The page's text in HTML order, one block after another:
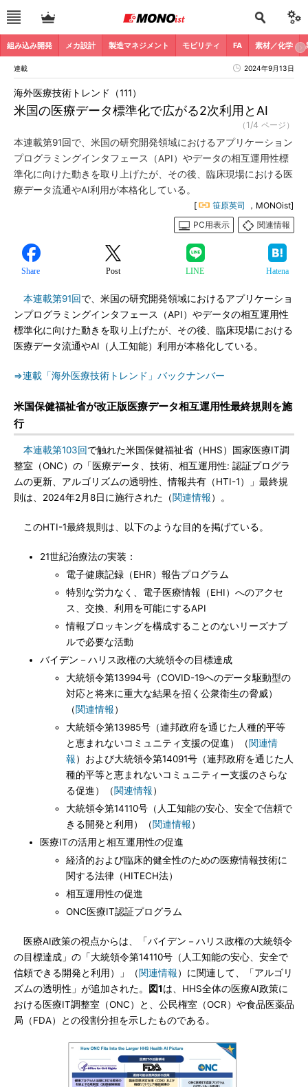
組み込み開発 メカ設計 製造マネジメント モビリティ FA 素材／化学
連載 2024年9月13日
米国の医療データ標準化で広がる2次利用とAI
海外医療技術トレンド（111）
（1/4 ページ）
本連載第91回で、米国の研究開発領域におけるアプリケーション
プログラミングインタフェース（API）やデータの相互運用性標
準化に向けた動きを取り上げたが、その後、臨床現場における医
療データ流通やAI利用が本格化している。
[ 笹原英司
，MONOist]
PC用表示
関連情報
Share Post LINE Hatena
本連載第91回で、米国の研究開発領域におけるアプリケーショ
ンプログラミングインタフェース（API）やデータの相互運用性
標準化に向けた動きを取り上げたが、その後、臨床現場における
医療データ流通やAI（人工知能）利用が本格化している。
⇒連載「海外医療技術トレンド」バックナンバー
米国保健福祉省が改正版医療データ相互運用性最終規則を施
行
本連載第103回で触れた米国保健福祉省（HHS）国家医療IT調
整室（ONC）の「医療データ、技術、相互運用性: 認証プログラ
ムの更新、アルゴリズムの透明性、情報共有（HTI-1）」最終規
則は、2024年2月8日に施行された（関連情報）。
このHTI-1最終規則は、以下のような目的を掲げている。
21世紀治療法の実装：
電子健康記録（EHR）報告プログラム
特別な労力なく、電子医療情報（EHI）へのアクセ
ス、交換、利用を可能にするAPI
情報ブロッキングを構成することのないリーズナブ
ルで必要な活動
バイデン－ハリス政権の大統領令の目標達成
大統領令第13994号（COVID-19へのデータ駆動型の
対応と将来に重大な結果を招く公衆衛生の脅威）
（関連情報）
大統領令第13985号（連邦政府を通じた人種的平等
と恵まれないコミュニティ支援の促進）（関連情
報）および大統領令第14091号（連邦政府を通じた人
種的平等と恵まれないコミュニティー支援のさらな
る促進）（関連情報）
大統領令第14110号（人工知能の安心、安全で信頼で
きる開発と利用）（関連情報）
医療ITの活用と相互運用性の促進
経済的および臨床的健全性のための医療情報技術に
関する法律（HITECH法）
相互運用性の促進
ONC医療IT認証プログラム
医療AI政策の視点からは、「バイデン－ハリス政権の大統領令
の目標達成」の「大統領令第14110号（人工知能の安心、安全で
信頼できる開発と利用）」（関連情報）に関連して、「アルゴリ
ズムの透明性」が追加された。
図1は、HHS全体の医療AI政策に
おける医療IT調整室（ONC）と、公民権室（OCR）や食品医薬品
局（FDA）との役割分担を示したものである。